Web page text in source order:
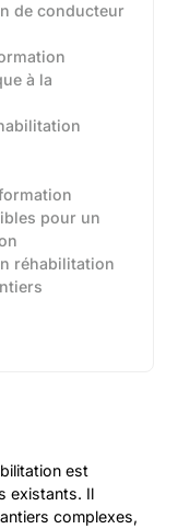
de conducteur
à la
pour un
réhabilitation‍
est
existants. Il
complexes,